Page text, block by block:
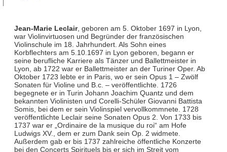
Jean-Marie Leclair, geboren am 5. Oktober 1697 in Lyon,
war Violinvirtuosen und Begründer der französischen
Violinschule im 18. Jahrhundert. Als Sohn eines
Korbflechters am 5.10.1697 in Lyon geboren, begann er
seine berufliche Karriere als Tänzer und Ballettmeister in
Lyon, ab 1722 war er Ballettmeister an der Turiner Oper. Ab
Oktober 1723 lebte er in Paris, wo er sein Opus 1 – Zwölf
Sonaten für Violine und B.c. – veröffentlichte. 1726
begegnete er in Turin Johann Joachim Quantz und dem
bekannten Violinisten und Corelli-Schüler Giovanni Battista
Somis, bei dem er sein Violinspiel vervollkommnete. 1728
veröffentlichte Leclair seine Sonaten Opus 2. Von 1733 bis
1737 war er „Ordinaire de la musique du roi“ am Hofe
Ludwigs XV., dem er zum Dank sein Op. 2 widmete.
Außerdem gab er bis 1737 zahlreiche öffentliche Konzerte
bei den Concerts Spirituels bis er sich im Streit vom